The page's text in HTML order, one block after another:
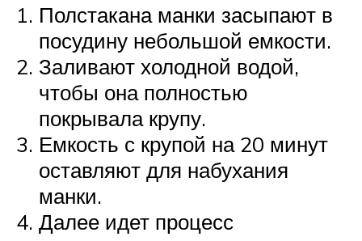
Полстакана манки засыпают в
посудину небольшой емкости.
Заливают холодной водой,
чтобы она полностью
покрывала крупу.
Емкость с крупой на 20 минут
оставляют для набухания
манки.
Далее идет процесс